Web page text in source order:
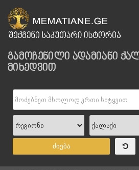
გამოჩენილი ადამიანი
მიხედვით
ძიება